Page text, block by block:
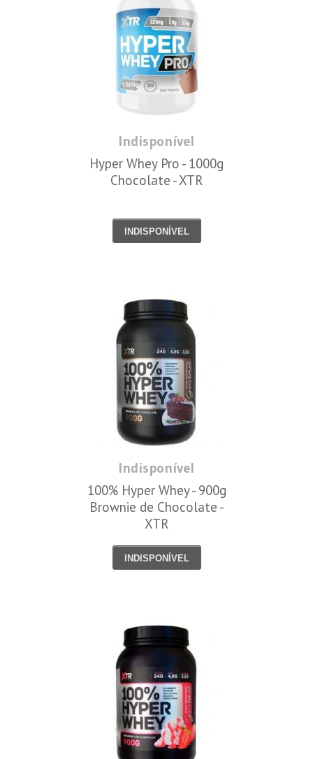
Indisponível
Hyper Whey Pro - 1000g
Chocolate - XTR
INDISPONÍVEL
Indisponível
100% Hyper Whey - 900g
Brownie de Chocolate -
XTR
INDISPONÍVEL